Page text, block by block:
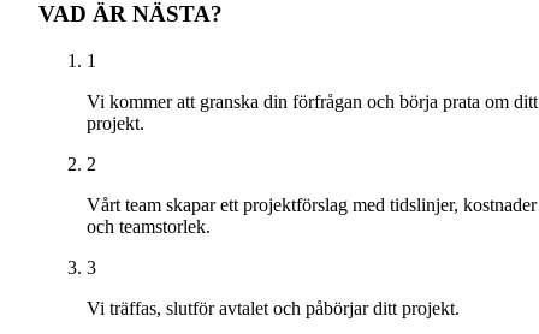
VAD ÄR NÄSTA?
1
Vi kommer att granska din förfrågan och börja prata om ditt
projekt.
2
Vårt team skapar ett projektförslag med tidslinjer, kostnader
och teamstorlek.
3
Vi träffas, slutför avtalet och påbörjar ditt projekt.